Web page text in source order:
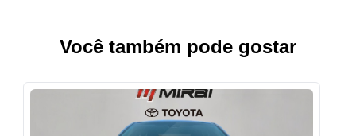
Você também pode gostar